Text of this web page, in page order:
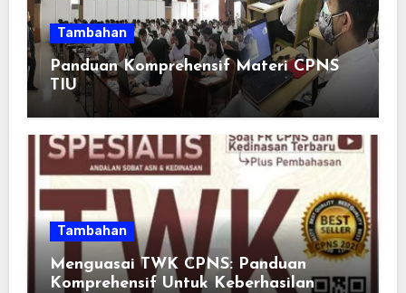
Tambahan
Panduan Komprehensif Materi CPNS
TIU
Tambahan
Menguasai TWK CPNS: Panduan
Komprehensif Untuk Keberhasilan